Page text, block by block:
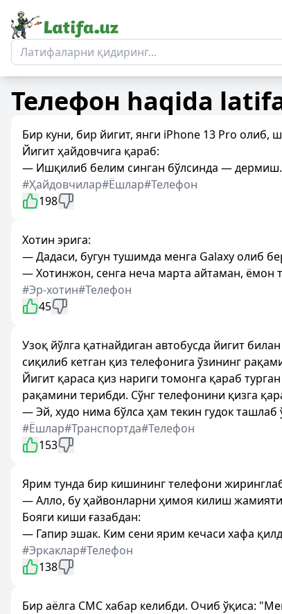
Телефон haqida
Бир куни, бир йигит, янги iPhone 13 Pro олиб,
Йигит ҳайдовчига қараб:
— Ишқилиб белим синган бўлсинда — дермиш.
#Ҳайдовчилар#Ёшлар#Телефон
198
Хотин эрига:
— Дадаси, бугун тушимда менга Galaxy олиб
— Хотинжон, сенга неча марта айтаман, ёмон
#Эр-хотин#Телефон
45
Узоқ йўлга қатнайдиган автобусда йигит
сиқилиб кетган қиз телефонига ўзининг
Йигит қараса қиз нариги томонга қараб
рақамини терибди. Сўнг телефонини қизга
— Эй, худо нима бўлса ҳам текин гудок
#Ёшлар#Транспортда#Телефон
153
Ярим тунда бир кишининг телефони
— Алло, бу ҳайвонларни ҳимоя килиш
Бояги киши ғазабдан:
— Гапир эшак. Ким сени ярим кечаси хафа
#Эркаклар#Телефон
138
Бир аёлга СМС хабар келибди. Очиб ўқиса: